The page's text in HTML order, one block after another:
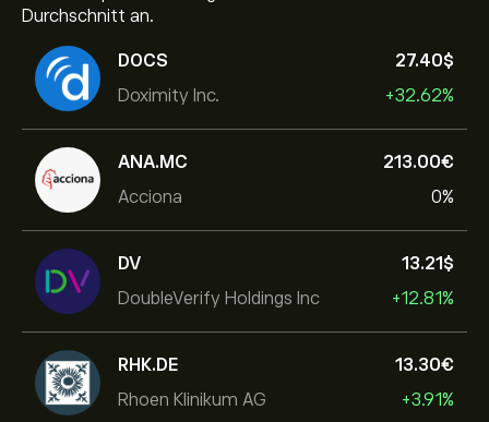
Durchschnitt an.
DOCS
Doximity Inc.
27.40‎$‎
+32.62%
ANA.MC
Acciona
213.00‎€‎
0%
DV
DoubleVerify Holdings Inc
13.21‎$‎
+12.81%
RHK.DE
Rhoen Klinikum AG
13.30‎€‎
+3.91%